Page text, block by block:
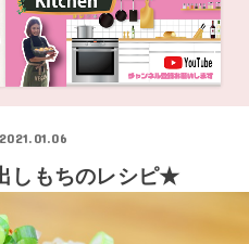
2021.01.06
しもちのレシピ★